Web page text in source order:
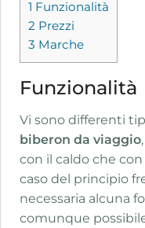
1 Funzionalità
2 Prezzi
3 Marche
Funzionalità
Vi sono differenti
biberon da viaggio
con il caldo che
caso del principio
necessaria alcuna
comunque